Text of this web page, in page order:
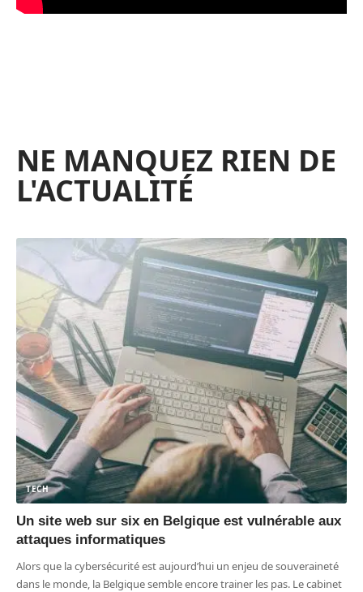
NE MANQUEZ RIEN DE
L'ACTUALITÉ
TECH
Un site web sur six en Belgique est vulnérable aux
attaques informatiques
Alors que la cybersécurité est aujourd’hui un enjeu de souveraineté
dans le monde, la Belgique semble encore trainer les pas. Le cabinet